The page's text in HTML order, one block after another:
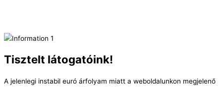
Tisztelt látogatóink!
A jelenlegi instabil euró árfolyam miatt a weboldalunkon megjelenő